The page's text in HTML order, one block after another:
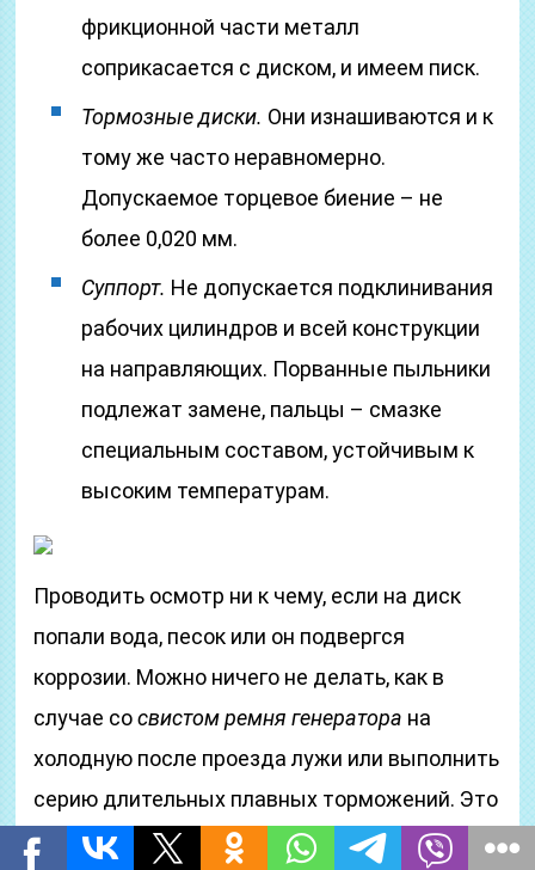
фрикционной части металл
соприкасается с диском, и имеем писк.
Тормозные диски. Они изнашиваются и к
тому же часто неравномерно.
Допускаемое торцевое биение – не
более 0,020 мм.
Суппорт. Не допускается подклинивания
рабочих цилиндров и всей конструкции
на направляющих. Порванные пыльники
подлежат замене, пальцы – смазке
специальным составом, устойчивым к
высоким температурам.
Проводить осмотр ни к чему, если на диск
попали вода, песок или он подвергся
коррозии. Можно ничего не делать, как в
случае сосвистом ремня генератора на
холодную после проезда лужи или выполнить
серию длительных плавных торможений. Это
поможет просушить деталь или убрать грязь